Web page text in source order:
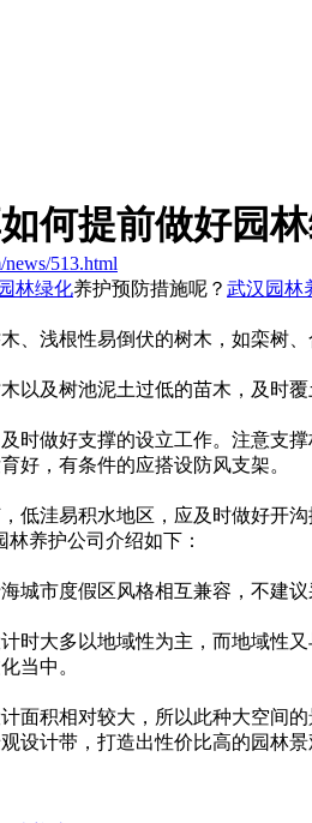
何提前做好园
513.html
园林绿化养护预防措施呢？ 武汉园林
根性易倒伏的树木，如栾树、
树池泥土过低的苗木，及时覆土
好支撑的设立工作。注意支撑材
，有条件的应搭设防风支架。
洼易积水地区，应及时做好开沟排
养护公司介绍如下：
假区风格相互兼容，不建议采
多以地域性为主，而地域性
。
相对较大，所以此种大空间的
带，打造出性价比高的园林景观